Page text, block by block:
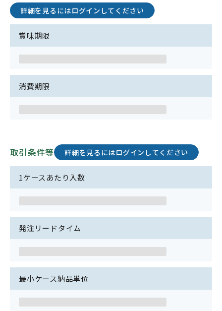
詳細を見るにはログインしてください
賞味期限
消費期限
取引条件等 詳細を見るにはログインしてください
1ケースあたり入数
発注リードタイム
最小ケース納品単位